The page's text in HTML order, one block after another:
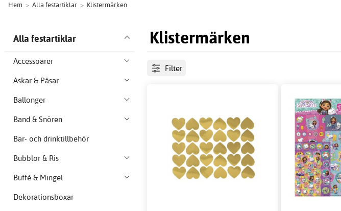
Hem > Alla festartiklar > Klistermärken
Klistermärken
Alla festartiklar
Accessoarer
Askar & Påsar
Ballonger
Band & Snören
Bar- och drinktillbehör
Bubblor & Ris
Buffé & Mingel
Dekorationsboxar
Filter